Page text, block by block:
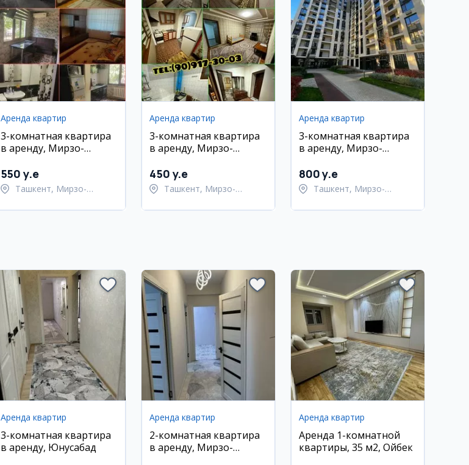
Аренда квартир
3-комнатная квартира
в аренду, Мирзо-
массив Фируза
550 y.e
Ташкент, Мирзо-
Аренда квартир
3-комнатная квартира
в аренду, Мирзо-
Паркент
450 y.e
Ташкент, Мирзо-
Аренда квартир
3-комнатная квартира
в аренду, Мирзо-
800 y.e
Ташкент, Мирзо-
Аренда квартир
3-комнатная квартира
в аренду, Юнусабад
Аренда квартир
2-комнатная квартира
в аренду, Мирзо-
Аренда квартир
Аренда 1-комнатной
квартиры, 35 м2, Ойбек